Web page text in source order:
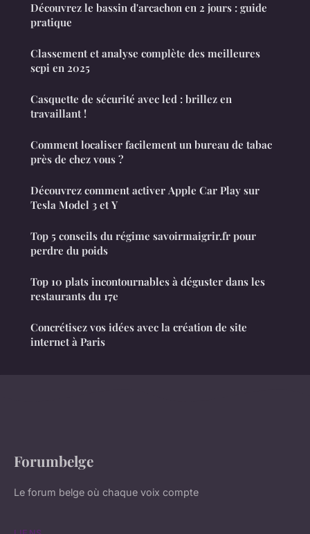
Découvrez le bassin d'arcachon en 2 jours : guide
pratique
Classement et analyse complète des meilleures
scpi en 2025
Casquette de sécurité avec led : brillez en
travaillant !
Comment localiser facilement un bureau de tabac
près de chez vous ?
Découvrez comment activer Apple Car Play sur
Tesla Model 3 et Y
Top 5 conseils du régime savoirmaigrir.fr pour
perdre du poids
Top 10 plats incontournables à déguster dans les
restaurants du 17e
Concrétisez vos idées avec la création de site
internet à Paris
Forumbelge
Le forum belge où chaque voix compte